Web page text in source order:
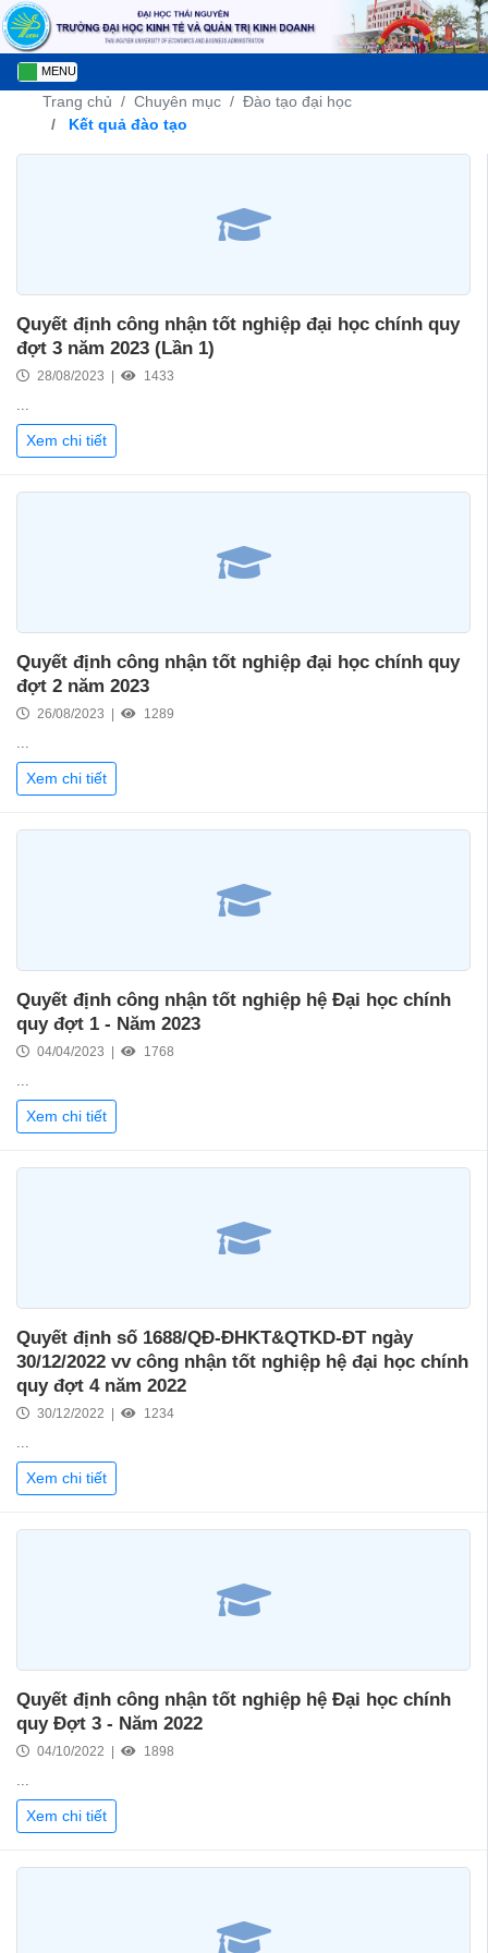
MENU
Trang chủ Chuyên mục
Đào tạo đại học
Kết quả đào tạo
Quyết định công nhận tốt nghiệp đại học chính quy
đợt 3 năm 2023 (Lần 1)
28/08/2023 | 1433
...
Xem chi tiết
Quyết định công nhận tốt nghiệp đại học chính quy
đợt 2 năm 2023
26/08/2023 | 1289
...
Xem chi tiết
Quyết định công nhận tốt nghiệp hệ Đại học chính
quy đợt 1 - Năm 2023
04/04/2023 | 1768
...
Xem chi tiết
Quyết định số 1688/QĐ-ĐHKT&QTKD-ĐT ngày
30/12/2022 vv công nhận tốt nghiệp hệ đại học chính
quy đợt 4 năm 2022
30/12/2022 | 1234
...
Xem chi tiết
Quyết định công nhận tốt nghiệp hệ Đại học chính
quy Đợt 3 - Năm 2022
04/10/2022 | 1898
...
Xem chi tiết